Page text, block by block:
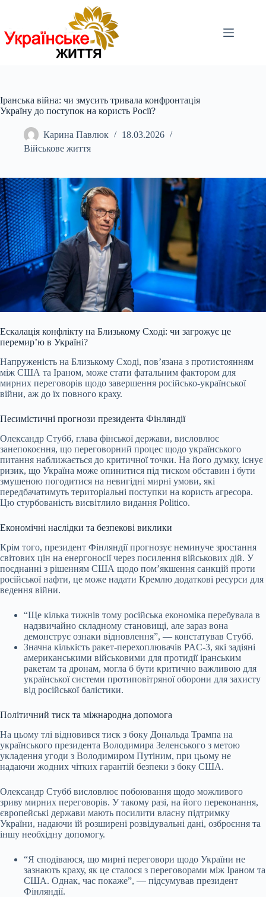
Іранська війна: чи змусить тривала конфронтація
Україну до поступок на користь Росії?
Карина Павлюк
18.03.2026
Військове життя
Ескалація конфлікту на Близькому Сході: чи загрожує це
перемир’ю в Україні?
Напруженість на Близькому Сході, пов’язана з протистоянням
між США та Іраном, може стати фатальним фактором для
мирних переговорів щодо завершення російсько-української
війни, аж до їх повного краху.
Песимістичні прогнози президента Фінляндії
Олександр Стубб, глава фінської держави, висловлює
занепокоєння, що переговорний процес щодо українського
питання наближається до критичної точки. На його думку, існує
ризик, що Україна може опинитися під тиском обставин і бути
змушеною погодитися на невигідні мирні умови, які
передбачатимуть територіальні поступки на користь агресора.
Цю стурбованість висвітлило видання Politico.
Економічні наслідки та безпекові виклики
Крім того, президент Фінляндії прогнозує неминуче зростання
світових цін на енергоносії через посилення військових дій. У
поєднанні з рішенням США щодо пом’якшення санкцій проти
російської нафти, це може надати Кремлю додаткові ресурси для
ведення війни.
“Ще кілька тижнів тому російська економіка перебувала в
надзвичайно складному становищі, але зараз вона
демонструє ознаки відновлення”, — констатував Стубб.
Значна кількість ракет-перехоплювачів PAC-3, які задіяні
американськими військовими для протидії іранським
ракетам та дронам, могла б бути критично важливою для
української системи протиповітряної оборони для захисту
від російської балістики.
Політичний тиск та міжнародна допомога
На цьому тлі відновився тиск з боку Дональда Трампа на
українського президента Володимира Зеленського з метою
укладення угоди з Володимиром Путіним, при цьому не
надаючи жодних чітких гарантій безпеки з боку США.
Олександр Стубб висловлює побоювання щодо можливого
зриву мирних переговорів. У такому разі, на його переконання,
європейські держави мають посилити власну підтримку
України, надаючи їй розширені розвідувальні дані, озброєння та
іншу необхідну допомогу.
“Я сподіваюся, що мирні переговори щодо України не
зазнають краху, як це сталося з переговорами між Іраном та
США. Однак, час покаже”, — підсумував президент
Фінляндії.